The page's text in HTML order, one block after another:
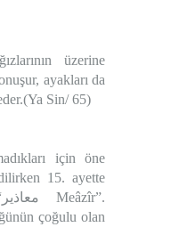
üzerine
ayakları da
Sin/ 65)
için öne
15. ayette
معاذير Meâzîr”.
çoğulu olan